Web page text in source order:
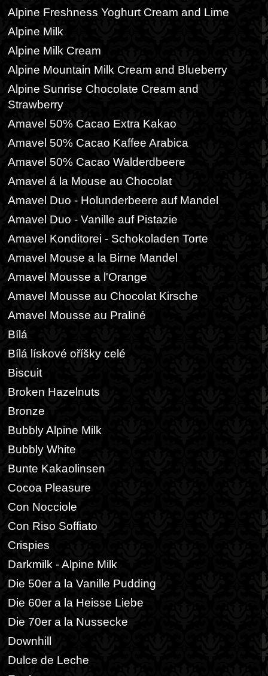
Alpine Freshness Yoghurt Cream and Lime
Alpine Milk
Alpine Milk Cream
Alpine Mountain Milk Cream and Blueberry
Alpine Sunrise Chocolate Cream and
Strawberry
Amavel 50% Cacao Extra Kakao
Amavel 50% Cacao Kaffee Arabica
Amavel 50% Cacao Walderdbeere
Amavel á la Mouse au Chocolat
Amavel Duo - Holunderbeere auf Mandel
Amavel Duo - Vanille auf Pistazie
Amavel Konditorei - Schokoladen Torte
Amavel Mouse a la Birne Mandel
Amavel Mousse a l'Orange
Amavel Mousse au Chocolat Kirsche
Amavel Mousse au Praliné
Bílá
Bílá lískové oříšky celé
Biscuit
Broken Hazelnuts
Bronze
Bubbly Alpine Milk
Bubbly White
Bunte Kakaolinsen
Cocoa Pleasure
Con Nocciole
Con Riso Soffiato
Crispies
Darkmilk - Alpine Milk
Die 50er a la Vanille Pudding
Die 60er a la Heisse Liebe
Die 70er a la Nussecke
Downhill
Dulce de Leche